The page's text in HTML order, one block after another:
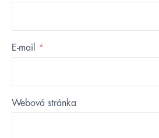
E-mail *
Webová stránka